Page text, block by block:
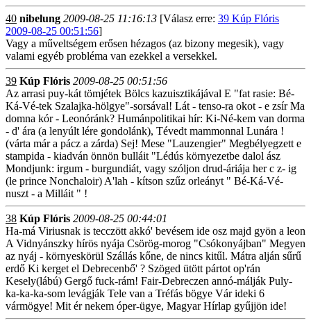
40 nibelung 2009-08-25 11:16:13 [Válasz erre: 39 Kúp Flóris
2009-08-25 00:51:56]
Vagy a műveltségem erősen hézagos (az bizony megesik), vagy
valami egyéb probléma van ezekkel a versekkel.
39 Kúp Flóris 2009-08-25 00:51:56
Az arrasi puy-kát tömjétek Bölcs kazuisztikájával E "fat rasie: Bé-
Ká-Vé-tek Szalajka-hölgye"-sorsával! Lát - tenso-ra okot - e zsír Ma
domna kór - Leonóránk? Humánpolitikai hír: Ki-Né-kem van dorma
- d' ára (a lenyúlt lére gondolánk), Tévedt mammonnal Lunára !
(várta már a pácz a zárda) Sej! Mese "Lauzengier" Megbélyegzett e
stampida - kiadván önnön bulláit "Lédús környezetbe dalol ász
Mondjunk: irgum - burgundiát, vagy szóljon drud-áriája her c z- ig
(le prince Nonchaloir) A'lah - kítson szűz orleányt " Bé-Ká-Vé-
nuszt - a Milláit " !
38 Kúp Flóris 2009-08-25 00:44:01
Ha-má Viriusnak is tecczött akkó' bevésem ide osz majd gyön a leon
A Vidnyánszky hírös nyája Csörög-morog "Csókonyájban" Megyen
az nyáj - környeskörül Szállás kőne, de nincs kitűl. Mátra alján sűrű
erdő Ki kerget el Debrecenbő' ? Szöged ütött pártot op'rán
Kesely(lábú) Gergő fuck-rám! Fair-Debreczen annó-málják Puly-
ka-ka-ka-som levágják Tele van a Tréfás bögye Vár ideki 6
vármögye! Mit ér nekem óper-ügye, Magyar Hírlap gyűjjön ide!